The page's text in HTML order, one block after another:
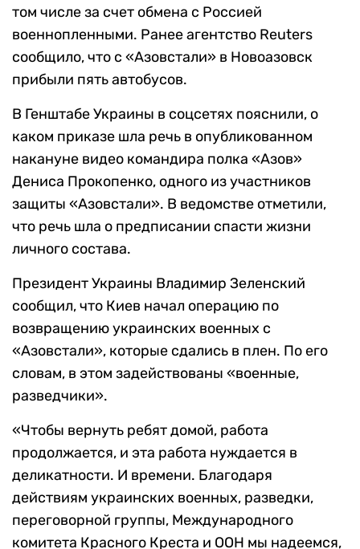
том числе за счет обмена с Россией
военнопленными. Ранее агентство Reuters
сообщило, что с «Азовстали» в Новоазовск
прибыли пять автобусов.
В Генштабе Украины в соцсетях пояснили, о
каком приказе шла речь в опубликованном
накануне видео командира полка «Азов»
Дениса Прокопенко, одного из участников
защиты «Азовстали». В ведомстве отметили,
что речь шла о предписании спасти жизни
личного состава.
Президент Украины Владимир Зеленский
сообщил, что Киев начал операцию по
возвращению украинских военных с
«Азовстали», которые сдались в плен. По его
словам, в этом задействованы «военные,
разведчики».
«Чтобы вернуть ребят домой, работа
продолжается, и эта работа нуждается в
деликатности. И времени. Благодаря
действиям украинских военных, разведки,
переговорной группы, Международного
комитета Красного Креста и ООН мы надеемся,